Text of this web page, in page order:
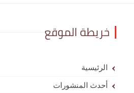
خريطة الموقع
الرئيسية
أحدث المنشورات